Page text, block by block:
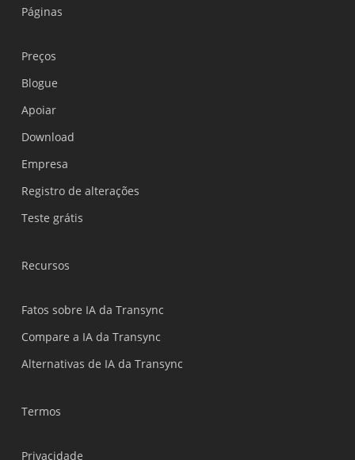
Páginas
Preços
Blogue
Apoiar
Download
Empresa
Registro de alterações
Teste grátis
Recursos
Fatos sobre IA da Transync
Compare a IA da Transync
Alternativas de IA da Transync
Termos
Privacidade